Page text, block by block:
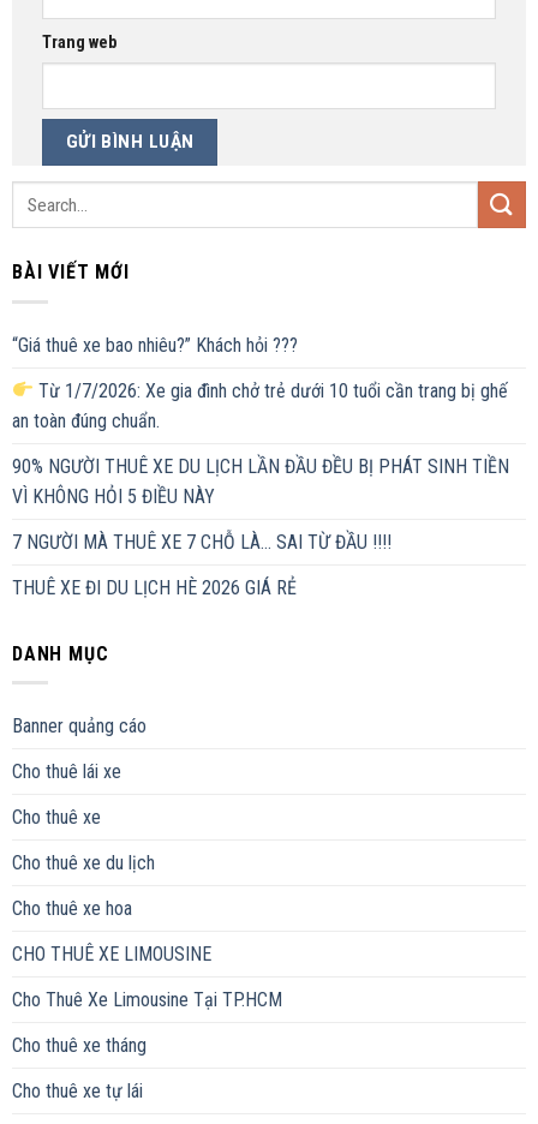
Trang web
BÀI VIẾT MỚI
“Giá thuê xe bao nhiêu?” Khách hỏi ???
Từ 1/7/2026: Xe gia đình chở trẻ dưới 10 tuổi cần trang bị ghế
an toàn đúng chuẩn.
90% NGƯỜI THUÊ XE DU LỊCH LẦN ĐẦU ĐỀU BỊ PHÁT SINH TIỀN
VÌ KHÔNG HỎI 5 ĐIỀU NÀY
7 NGƯỜI MÀ THUÊ XE 7 CHỖ LÀ… SAI TỪ ĐẦU !!!!
THUÊ XE ĐI DU LỊCH HÈ 2026 GIÁ RẺ
DANH MỤC
Banner quảng cáo
Cho thuê lái xe
Cho thuê xe
Cho thuê xe du lịch
Cho thuê xe hoa
CHO THUÊ XE LIMOUSINE
Cho Thuê Xe Limousine Tại TP.HCM
Cho thuê xe tháng
Cho thuê xe tự lái